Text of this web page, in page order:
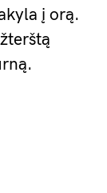
į orą.